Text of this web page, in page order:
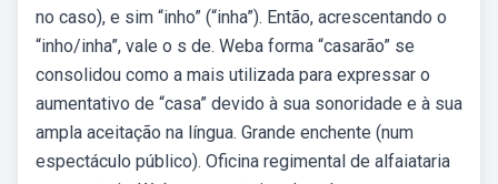
no caso), e sim “inho” (“inha”). Então, acrescentando o
“inho/inha”, vale o s de. Weba forma “casarão” se
consolidou como a mais utilizada para expressar o
aumentativo de “casa” devido à sua sonoridade e à sua
ampla aceitação na língua. Grande enchente (num
espectáculo público). Oficina regimental de alfaiataria